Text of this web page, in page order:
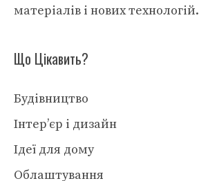
матеріалів і нових технологій.
Що Цікавить?
Будівництво
Інтер’єр і дизайн
Ідеї для дому
Облаштування